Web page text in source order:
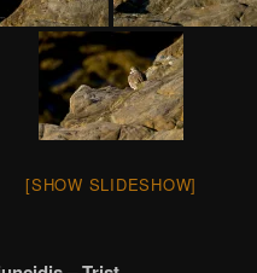
[SHOW SLIDESHOW]